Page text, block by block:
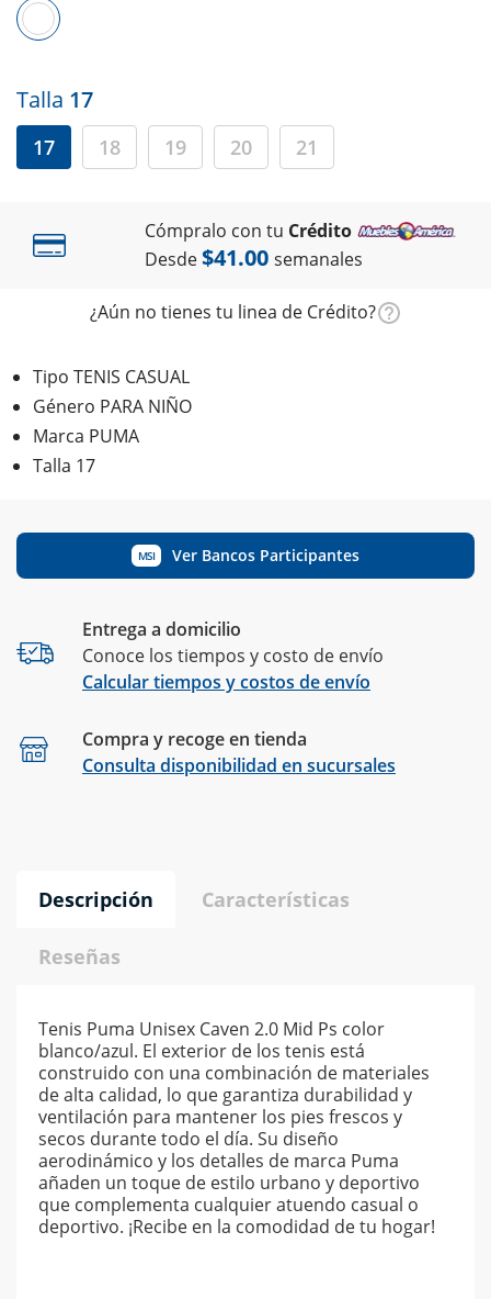
Talla 17
17 18 19 20 21
Cómpralo con tu Crédito
Desde$41.00 semanales
¿Aún no tienes tu linea de Crédito?
Tipo TENIS CASUAL
Género PARA NIÑO
Marca PUMA
Talla 17
MSI Ver Bancos Participantes
Entrega a domicilio
Conoce los tiempos y costo de envío
Calcular tiempos y costos de envío
Compra y recoge en tienda
Consulta disponibilidad en sucursales
Descripción Características
Reseñas
Tenis Puma Unisex Caven 2.0 Mid Ps color
blanco/azul. El exterior de los tenis está
construido con una combinación de materiales
de alta calidad, lo que garantiza durabilidad y
ventilación para mantener los pies frescos y
secos durante todo el día. Su diseño
aerodinámico y los detalles de marca Puma
añaden un toque de estilo urbano y deportivo
que complementa cualquier atuendo casual o
deportivo. ¡Recibe en la comodidad de tu hogar!